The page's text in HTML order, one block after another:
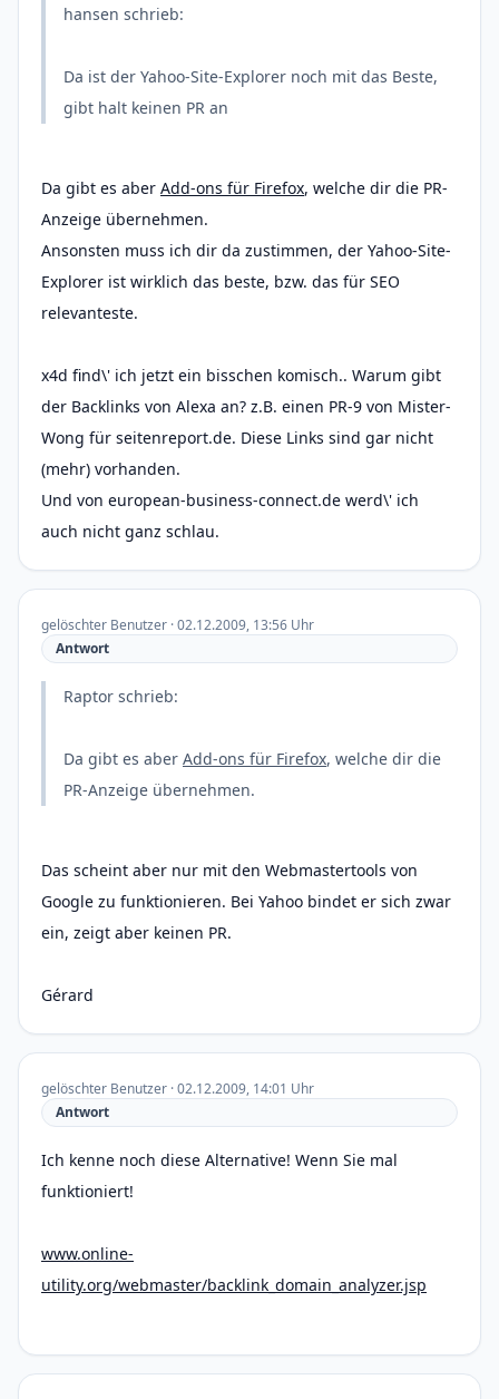
hansen schrieb:
Da ist der Yahoo-Site-Explorer noch mit das Beste,
gibt halt keinen PR an
Da gibt es aber Add-ons für Firefox, welche dir die PR-
Anzeige übernehmen.
Ansonsten muss ich dir da zustimmen, der Yahoo-Site-
Explorer ist wirklich das beste, bzw. das für SEO
relevanteste.
x4d find\' ich jetzt ein bisschen komisch.. Warum gibt
der Backlinks von Alexa an? z.B. einen PR-9 von Mister-
Wong für seitenreport.de. Diese Links sind gar nicht
(mehr) vorhanden.
Und von european-business-connect.de werd\' ich
auch nicht ganz schlau.
gelöschter Benutzer · 02.12.2009, 13:56 Uhr
Antwort
Raptor schrieb:
Da gibt es aber Add-ons für Firefox, welche dir die
PR-Anzeige übernehmen.
Das scheint aber nur mit den Webmastertools von
Google zu funktionieren. Bei Yahoo bindet er sich zwar
ein, zeigt aber keinen PR.
Gérard
gelöschter Benutzer · 02.12.2009, 14:01 Uhr
Antwort
Ich kenne noch diese Alternative! Wenn Sie mal
funktioniert!
www.online-
utility.org/webmaster/backlink_domain_analyzer.jsp